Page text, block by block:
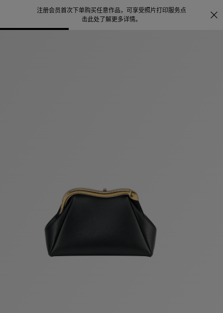
注册会员首次下单购买任意作品，可享受照片打印服务点
击此处了解更多详情。